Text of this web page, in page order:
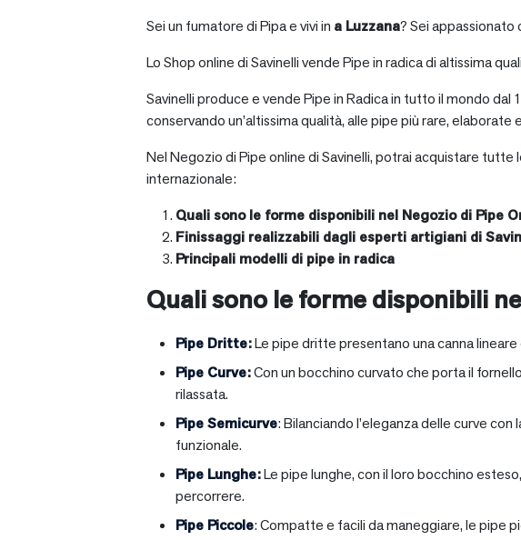
Sei un fumatore di Pipa e vivi in a Luzzana? Sei appassionato
Lo Shop online di Savinelli vende Pipe in radica di altissima
Savinelli produce e vende Pipe in Radica in tutto il mondo
conservando un’altissima qualità, alle pipe più rare, elaborate
Nel Negozio di Pipe online di Savinelli, potrai acquistare
internazionale:
Quali sono le forme disponibili nel Negozio di Pipe
Finissaggi realizzabili dagli esperti artigiani di
Principali modelli di pipe in radica
Quali sono le forme disponibili
Pipe Dritte:Le pipe dritte presentano una canna
Pipe Curve:Con un bocchino curvato che porta il
rilassata.
Pipe Semicurve: Bilanciando l’eleganza delle curve
funzionale.
Pipe Lunghe:Le pipe lunghe, con il loro bocchino
percorrere.
Pipe Piccole: Compatte e facili da maneggiare, le pipe